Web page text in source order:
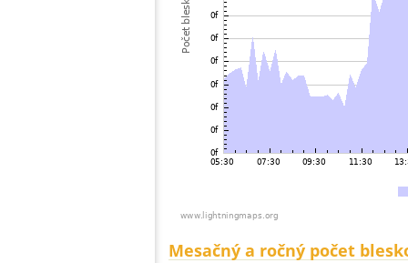
Mesačný a ročný počet